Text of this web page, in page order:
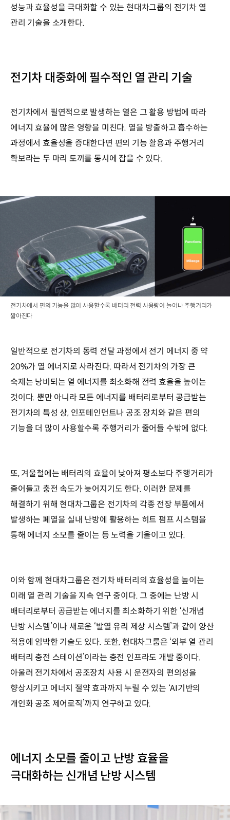
성능과 효율성을 극대화할 수 있는 현대차그룹의 전기차 열
관리 기술을 소개한다.
전기차 대중화에 필수적인 열 관리 기술
전기차에서 필연적으로 발생하는 열은 그 활용 방법에 따라
에너지 효율에 많은 영향을 미친다. 열을 방출하고 흡수하는
과정에서 효율성을 증대한다면 편의 기능 활용과 주행거리
확보라는 두 마리 토끼를 동시에 잡을 수 있다.
전기차에서 편의 기능을 많이 사용할수록 배터리 전력 사용량이 늘어나 주행거리가
짧아진다
일반적으로 전기차의 동력 전달 과정에서 전기 에너지 중 약
20%가 열 에너지로 사라진다. 따라서 전기차의 가장 큰
숙제는 낭비되는 열 에너지를 최소화해 전력 효율을 높이는
것이다. 뿐만 아니라 모든 에너지를 배터리로부터 공급받는
전기차의 특성 상, 인포테인먼트나 공조 장치와 같은 편의
기능을 더 많이 사용할수록 주행거리가 줄어들 수밖에 없다.
또, 겨울철에는 배터리의 효율이 낮아져 평소보다 주행거리가
줄어들고 충전 속도가 늦어지기도 한다. 이러한 문제를
해결하기 위해 현대차그룹은 전기차의 각종 전장 부품에서
발생하는 폐열을 실내 난방에 활용하는 히트 펌프 시스템을
통해 에너지 소모를 줄이는 등 노력을 기울이고 있다.
이와 함께 현대차그룹은 전기차 배터리의 효율성을 높이는
미래 열 관리 기술을 지속 연구 중이다. 그 중에는 난방 시
배터리로부터 공급받는 에너지를 최소화하기 위한 ‘신개념
난방 시스템’이나 새로운 ‘발열 유리 제상 시스템’과 같이 양산
적용에 임박한 기술도 있다. 또한, 현대차그룹은 ‘외부 열 관리
배터리 충전 스테이션’이라는 충전 인프라도 개발 중이다.
아울러 전기차에서 공조장치 사용 시 운전자의 편의성을
향상시키고 에너지 절약 효과까지 누릴 수 있는 ‘AI기반의
개인화 공조 제어로직’까지 연구하고 있다.
에너지 소모를 줄이고 난방 효율을
극대화하는 신개념 난방 시스템